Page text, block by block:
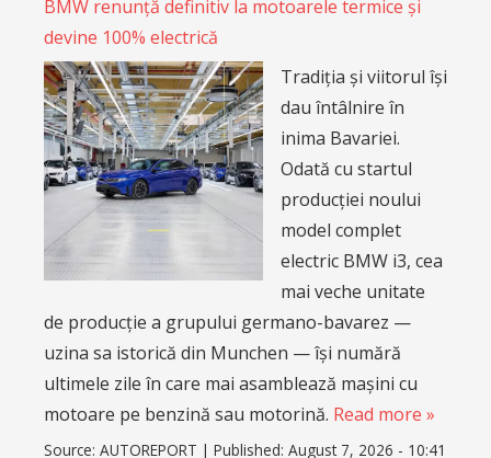
BMW renunță definitiv la motoarele termice și
devine 100% electrică
Tradiția și viitorul își
dau întâlnire în
inima Bavariei.
Odată cu startul
producției noului
model complet
electric BMW i3, cea
mai veche unitate
de producție a grupului germano-bavarez —
uzina sa istorică din Munchen — își numără
ultimele zile în care mai asamblează mașini cu
motoare pe benzină sau motorină. Read more »
Source: AUTOREPORT | Published: August 7, 2026 - 10:41